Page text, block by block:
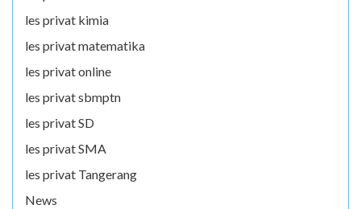
les privat kimia
les privat matematika
les privat online
les privat sbmptn
les privat SD
les privat SMA
les privat Tangerang
News